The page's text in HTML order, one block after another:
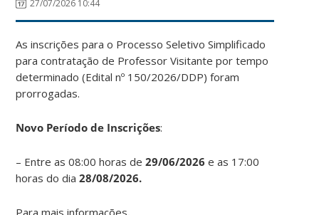
27/07/2026 10:44
As inscrições para o Processo Seletivo Simplificado
para contratação de Professor Visitante por tempo
determinado (Edital nº 150/2026/DDP) foram
prorrogadas.
Novo Período de Inscrições:
– Entre as 08:00 horas de29/06/2026 e as 17:00
horas do dia28/08/2026.
Para mais informações,